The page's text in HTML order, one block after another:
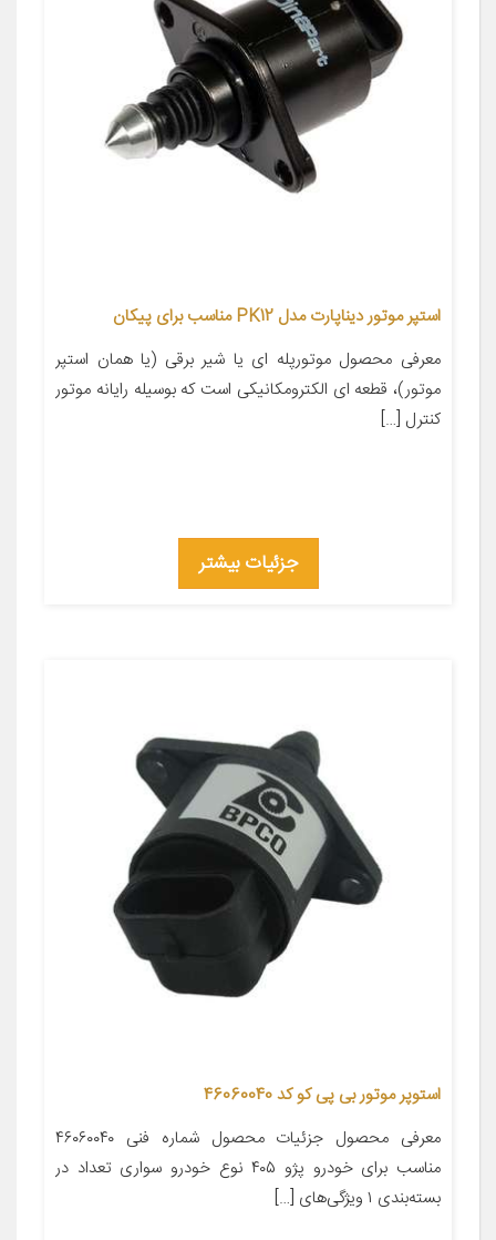
استپر موتور دیناپارت مدل PK12 مناسب برای پیکان
معرفی محصول موتورپله ای یا شیر برقی (یا همان استپر
موتور)، قطعه ای الکترومکانیکی است که بوسیله رایانه موتور
کنترل […]
جزئیات بیشتر
استوپر موتور بی پی کو کد 46060040
معرفی محصول جزئیات محصول شماره فنی ۴۶۰۶۰۰۴۰
مناسب برای خودرو پژو ۴۰۵ نوع خودرو سواری تعداد در
بسته‌بندی ۱ ویژگی‌های […]